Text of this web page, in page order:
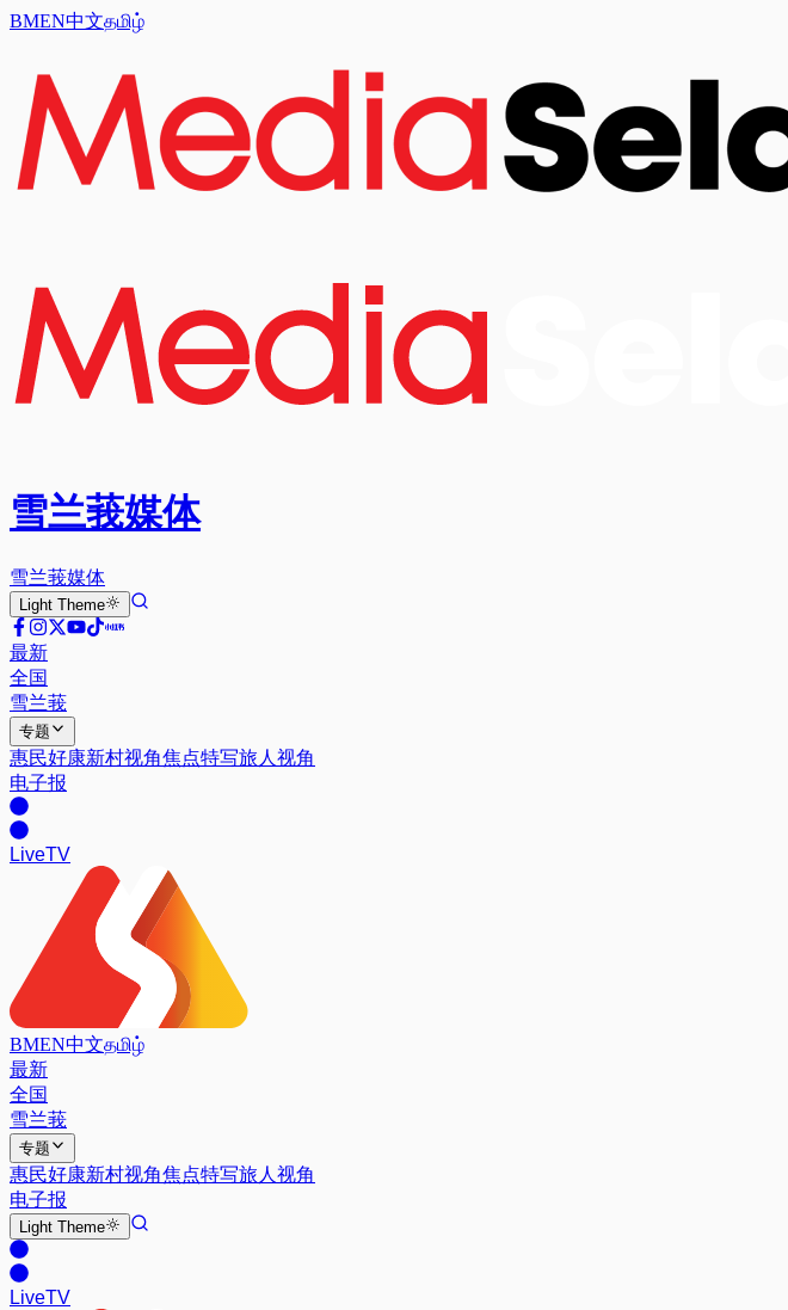
BMEN中文தமிழ்
雪兰莪媒体
雪兰莪媒体
Light Theme
最新
全国
雪兰莪
专题
惠民好康新村视角焦点特写旅人视角
电子报
LiveTV
BMEN中文தமிழ்
最新
全国
雪兰莪
专题
惠民好康新村视角焦点特写旅人视角
电子报
Light Theme
LiveTV